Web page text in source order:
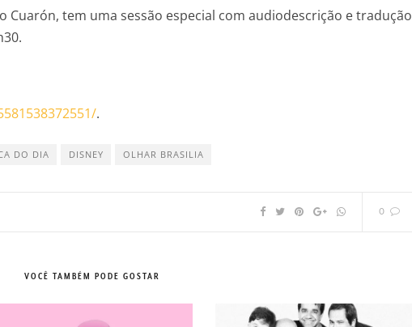
Cuarón, tem uma sessão especial com audiodescrição e tradução
.
DO DIA DISNEY OLHAR BRASILIA
0
VOCÊ TAMBÉM PODE GOSTAR